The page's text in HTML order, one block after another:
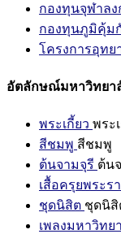
กองทุนจุฬาล
กองทุนภูมิคุ้ม
โครงการอุทย
อัตลักษณ์มหาวิทยา
พระเกี้ยว พระ
สีชมพู สีชมพู
ต้นจามจุรี ต้น
เสื้อครุยพระร
ชุดนิสิต ชุดนิสิ
เพลงมหาวิทย